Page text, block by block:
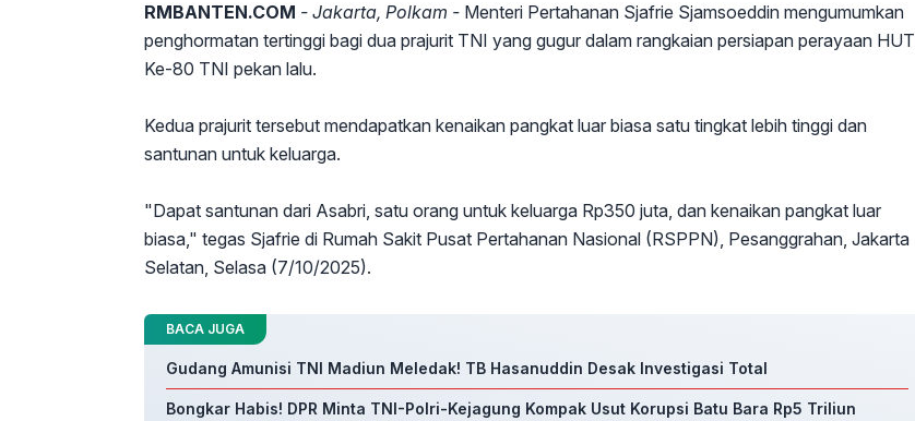
RMBANTEN.COM - Jakarta, Polkam - Menteri Pertahanan Sjafrie Sjamsoeddin mengumumkan
penghormatan tertinggi bagi dua prajurit TNI yang gugur dalam rangkaian persiapan perayaan HUT
Ke-80 TNI pekan lalu.
Kedua prajurit tersebut mendapatkan kenaikan pangkat luar biasa satu tingkat lebih tinggi dan
santunan untuk keluarga.
"Dapat santunan dari Asabri, satu orang untuk keluarga Rp350 juta, dan kenaikan pangkat luar
biasa," tegas Sjafrie di Rumah Sakit Pusat Pertahanan Nasional (RSPPN), Pesanggrahan, Jakarta
Selatan, Selasa (7/10/2025).
BACA JUGA
Gudang Amunisi TNI Madiun Meledak! TB Hasanuddin Desak Investigasi Total
Bongkar Habis! DPR Minta TNI-Polri-Kejagung Kompak Usut Korupsi Batu Bara Rp5 Triliun